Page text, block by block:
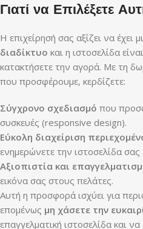
Γιατί να Επιλέξετε
Η επιχείρησή σας αξίζει να έχει
διαδίκτυο και η ιστοσελίδα
κατακτήσετε την αγορά. Με τη
που προσφέρουμε, κερδίζετε:
Σύγχρονο σχεδιασμό που
συσκευές (responsive design).
Εύκολη διαχείριση
ενημερώνετε την ιστοσελίδα σας
Αξιοπιστία και
εικόνα σας στους πελάτες.
Αυτή η προσφορά ισχύει για
επομένως μη χάσετε την
επαγγελματική ιστοσελίδα και